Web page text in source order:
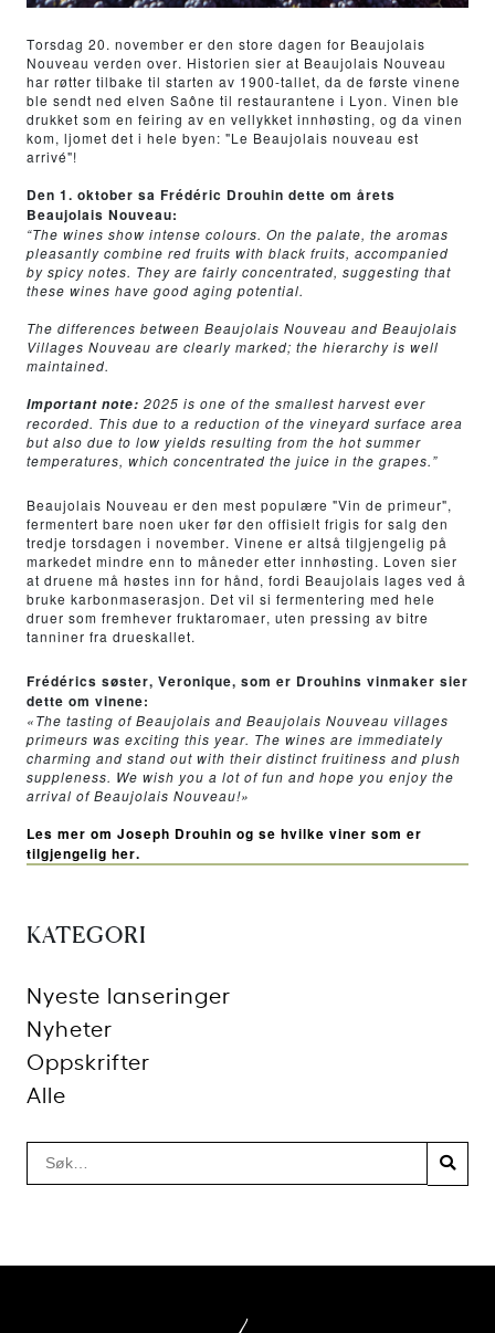
Torsdag 20. november er den store dagen for Beaujolais
Nouveau verden over. Historien sier at Beaujolais Nouveau
har røtter tilbake til starten av 1900-tallet, da de første vinene
ble sendt ned elven Saône til restaurantene i Lyon. Vinen ble
drukket som en feiring av en vellykket innhøsting, og da vinen
kom, ljomet det i hele byen: "Le Beaujolais nouveau est
arrivé"!
Den 1. oktober sa Frédéric Drouhin dette om årets
Beaujolais Nouveau:
“The wines show intense colours. On the palate, the aromas
pleasantly combine red fruits with black fruits, accompanied
by spicy notes. They are fairly concentrated, suggesting that
these wines have good aging potential.
The differences between Beaujolais Nouveau and Beaujolais
Villages Nouveau are clearly marked; the hierarchy is well
maintained.
Important note: 2025 is one of the smallest harvest ever
recorded. This due to a reduction of the vineyard surface area
but also due to low yields resulting from the hot summer
temperatures, which concentrated the juice in the grapes.”
Beaujolais Nouveau er den mest populære "Vin de primeur",
fermentert bare noen uker før den offisielt frigis for salg den
tredje torsdagen i november. Vinene er altså tilgjengelig på
markedet mindre enn to måneder etter innhøsting. Loven sier
at druene må høstes inn for hånd, fordi Beaujolais lages ved å
bruke karbonmaserasjon. Det vil si fermentering med hele
druer som fremhever fruktaromaer, uten pressing av bitre
tanniner fra drueskallet.
Frédérics søster, Veronique, som er Drouhins vinmaker sier
dette om vinene:
«The tasting of Beaujolais and Beaujolais Nouveau villages
primeurs was exciting this year. The wines are immediately
charming and stand out with their distinct fruitiness and plush
suppleness. We wish you a lot of fun and hope you enjoy the
arrival of Beaujolais Nouveau!»
Les mer om Joseph Drouhin og se hvilke viner som er
tilgjengelig her.
KATEGORI
Nyeste lanseringer
Nyheter
Oppskrifter
Alle